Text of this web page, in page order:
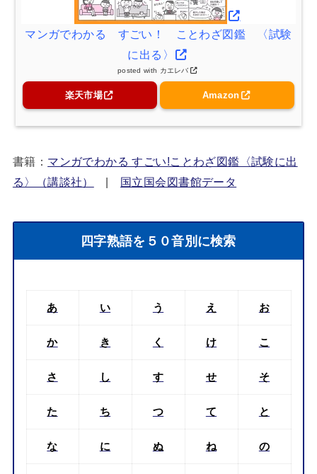
マンガでわかる すごい！ ことわざ図鑑 〈試験
に出る〉
posted with カエレバ
楽天市場 Amazon
書籍： マンガでわかる すごい!ことわざ図鑑〈試験に出
る〉（講談社）
| 国立国会図書館データ
四字熟語を５０音別に検索
あ い う え お
か き く け こ
さ し す せ そ
た ち つ て と
な に ぬ ね の